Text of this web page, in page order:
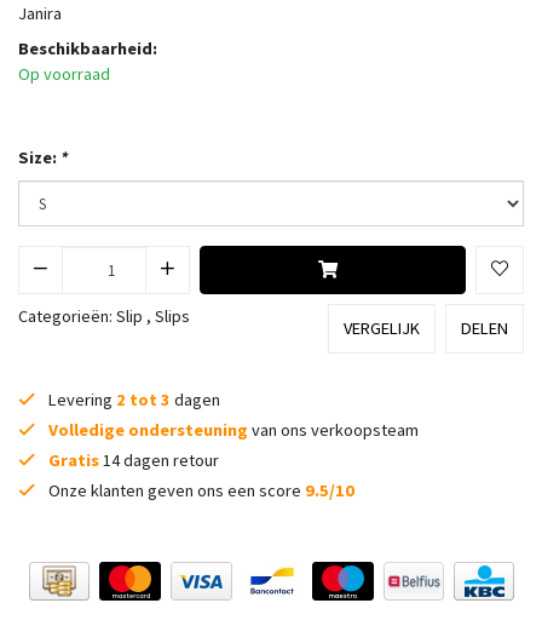
Janira
Beschikbaarheid:
Op voorraad
Size: *
Categorieën: Slip , Slips
VERGELIJK DELEN
Levering 2 tot 3 dagen
Volledige ondersteuning van ons verkoopsteam
Gratis14 dagen retour
Onze klanten geven ons een score 9.5/10